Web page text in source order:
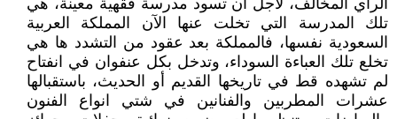
الرأي المخالف، لأجل ان تسود مدرسة فقهية معينة، هي
تلك المدرسة التي تخلت عنها الآن المملكة العربية
السعودية نفسها، فالمملكة بعد عقود من التشدد ها هي
تخلع تلك العباءة السوداء، وتدخل بكل عنفوان في انفتاح
لم تشهده قط في تاريخها القديم أو الحديث، باستقبالها
عشرات المطربين والفنانين في شتي انواع الفنون